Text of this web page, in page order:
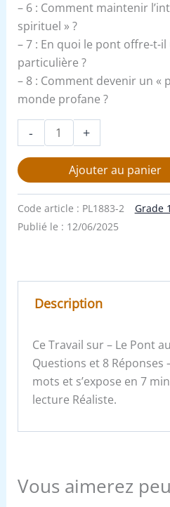
– 6 : Comment maintenir
spirituel » ?
– 7 : En quoi le pont offre-t-
particulière ?
– 8 : Comment devenir un «
monde profane ?
- +
Ajouter au panier
Code article : PL1883-2
Grade
Publié le : 12/06/2025
Description
Ce Travail sur – Le Pont
Questions et 8 Réponses
mots et s’expose en 7
lecture Réaliste.
Vous aimerez